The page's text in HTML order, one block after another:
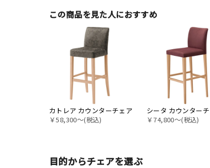
この商品を見た人におすすめ
カトレア カウンターチェア
￥58,300〜(税込)
シータ カウンター
￥74,800〜(税込)
目的からチェアを選ぶ